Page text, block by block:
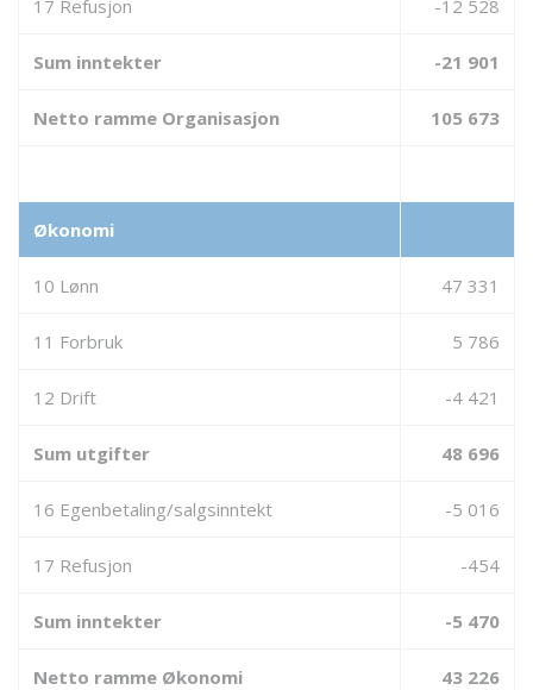
17 Refusjon -12 528
Sum inntekter -21 901
Netto ramme Organisasjon 105 673
Økonomi
10 Lønn 47 331
11 Forbruk 5 786
12 Drift -4 421
Sum utgifter 48 696
16 Egenbetaling/salgsinntekt -5 016
17 Refusjon -454
Sum inntekter -5 470
Netto ramme Økonomi 43 226